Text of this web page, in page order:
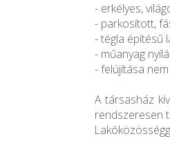
- erkélyes,
- parkosított,
- tégla építésű
- műanyag
- felújítása
A társasház
rendszeresen